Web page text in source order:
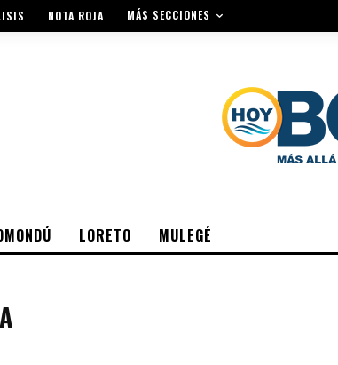
NOTA ROJA MÁS SECCIONES
LORETO MULEGÉ